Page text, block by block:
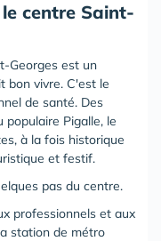
centre Saint-
Georges est un
bon vivre. C'est le
de santé. Des
populaire Pigalle, le
à la fois historique
et festif.
pas du centre.
professionnels et aux
station de métro